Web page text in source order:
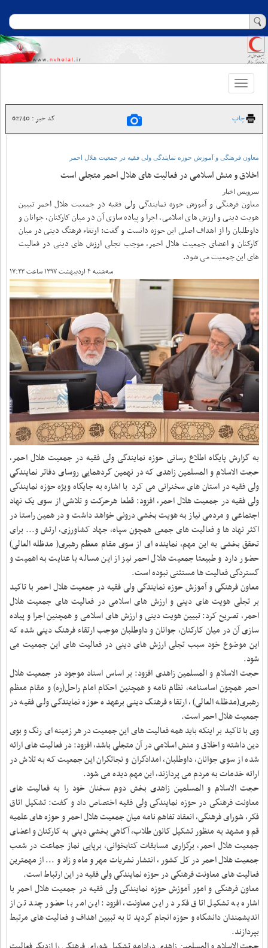
Toggle
navigation
چاپ کد خبر : 62740
معاون فرهنگی و آموزش حوزه نمایندگی ولی فقیه در جمعیت هلال احمر
اخلاق و منش اسلامی در فعالیت های هلال احمر متجلی است
سرویس اخبار
معاون فرهنگی و آموزش حوزه نمایندگی ولی فقیه در جمعیت هلال احمر تبیین
هویت دینی و ارزش های اسلامی، اجرا و پیاده سازی آن در میان کارکنان، جوانان و
داوطلبان را از اهداف اصلی این حوزه دانست و گفت: ارتقاء فرهنگ دینی در میان
کارکنان و اعضای جمعیت هلال احمر، موجب تجلی ارزش های دینی در فعالیت
های این جمعیت می شود.
سه‌شنبه ۴ اردیبهشت ۱۳۹۷ ساعت ۱۷:۲۳
به گزارش پایگاه اطلاع رسانی حوزه نمایندگی ولی فقیه در جمعیت هلال احمر،
حجت الاسلام و المسلمین زاهدی که در نهمین گردهمایی روسای دفاتر نمایندگی
ولی فقیه در استان های سخنرانی می کرد با اشاره به جایگاه ویژه حوزه نمایندگی
ولی فقیه در جمعیت هلال احمر، افزود: قطعا هرحرکت و تلاشی از سوی یک نهاد
اجتماعی و مردمی نیاز به هویت بخشی درونی خواهد داشت و در همین راستا در
اکثر نهاد ها و فعالیت های جمعی همچون سپاه، جهاد کشاورزی، ارتش و... برای
تحقق بخشی به این مهم، نماینده ای از سوی مقام معظم رهبری( مدظله العالی)
حضور دارد و طبیعتا جمعیت هلال احمر نیز از این مساله با عنایت به اهمیت و
گستردگی فعالیت ها مستثنی نبوده است.
معاون فرهنگی و آموزش حوزه نمایندگی ولی فقیه در جمعیت هلال احمر با تاکید
بر تجلی هویت های دینی و ارزش های اسلامی در فعالیت های جمعیت هلال
احمر، تصریح کرد: تبیین هویت دینی و ارزش های اسلامی و همچنین اجرا و پیاده
سازی آن در میان کارکنان، جوانان و داوطلبان موجب ارتقاء فرهنگ دینی شده که
این موضوع خود سبب تجلی ارزش های دینی در فعالیت های این جمعیت می
شود.
حجت الاسلام و المسلمین زاهدی افزود: بر اساس اسناد موجود در جمعیت هلال
احمر همچون اساسنامه، نظام نامه و همچنین احکام امام راحل(ره) و مقام معظم
رهبری(مدظله العالی)، ارتقاء فرهنگ دینی برعهده حوزه نمایندگی ولی فقیه در
جمعیت هلال احمر است.
وی با تاکید بر اینکه باید همه فعالیت های این جمعیت در هر زمینه ای رنگ و بوی
دین داشته و اخلاق و منش اسلامی در آن متجلی باشد، افزود: در فعالیت های ارائه
شده از سوی جوانان، داوطلبان، امدادگران و نجاتگران این جمعیت که به تلاش در
ارائه خدمات به مردم می پردازند، این مهم دیده می شود.
حجت الاسلام و المسلمین زاهدی بخش دوم سخنان خود را به فعالیت های
معاونت فرهنگی در حوزه نمایندگی ولی فقیه اختصاص داد و گفت: تشکیل اتاق
فکر، شورای فرهنگی، انعقاد تفاهم نامه میان جمعیت هلال احمر و حوزه های علمیه
قم و مشهد به منظور تشکیل کانون طلاب، آگاهی بخشی دینی به کارکنان و اعضای
جمعیت هلال احمر، برگزاری مسابقات کتابخوانی، برپایی نماز جماعت در شعب
جمعیت هلال احمر در کل کشور ، انتشار نشریات مهر و ماه و زاد و ... از مهمترین
فعالیت های معاونت فرهنگی در حوزه نمایندگی ولی فقیه در این ارتباط است.
معاون فرهنگی و امور آموزش حوزه نمایندگی ولی فقیه در جمعیت هلال احمر با
اشاره به تشکیل اتاق فکر در این معاونت، افزود: این امر با حضور چند تن از
اندیشمندان دانشگاه و حوزه انجام گردید تا به تبیین اهداف و فعالیت های مرتبط
بپردازند.